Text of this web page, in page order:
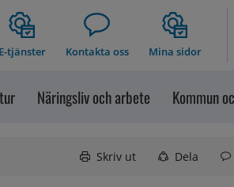
E-tjänster Kontakta oss Mina sidor
Näringsliv och arbete Kommun
Skriv ut Dela